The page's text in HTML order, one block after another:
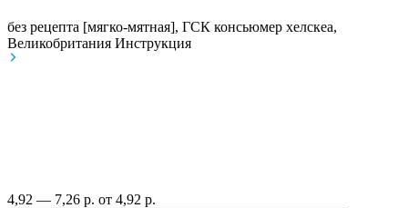
без рецепта [мягко-мятная], ГСК консьюмер хелскеа,
Великобритания Инструкция
4,92 — 7,26 р. от 4,92 р.